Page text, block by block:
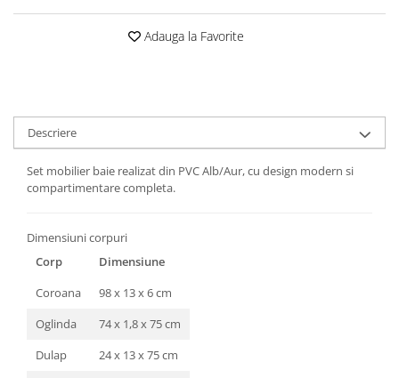
Adauga la Favorite
Descriere
Set mobilier baie realizat din PVC Alb/Aur, cu design modern si
compartimentare completa.
Dimensiuni corpuri
Corp
Dimensiune
Coroana
98 x 13 x 6 cm
Oglinda
74 x 1,8 x 75 cm
Dulap
24 x 13 x 75 cm